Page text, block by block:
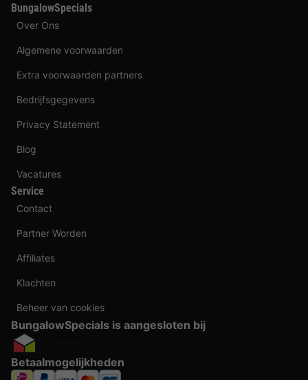
BungalowSpecials
Over Ons
Algemene voorwaarden
Extra voorwaarden partners
Bedrijfsgegevens
Privacy Statement
Blog
Vacatures
Service
Contact
Partner Worden
Affiliates
Klachten
Beheer van cookies
BungalowSpecials is aangesloten bij
Betaalmogelijkheden